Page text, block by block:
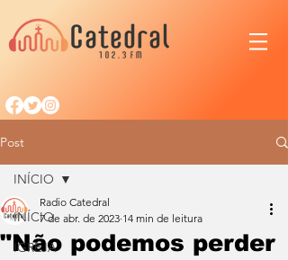
Post
INÍCIO
IGREJA
INÍCIO
"Não podemos perder
Radio Catedral
7 de abr. de 2023 14 min de leitura